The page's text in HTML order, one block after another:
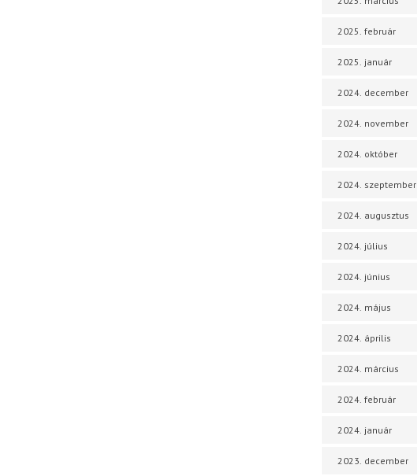
2025. február
2025. január
2024. december
2024. november
2024. október
2024. szeptember
2024. augusztus
2024. július
2024. június
2024. május
2024. április
2024. március
2024. február
2024. január
2023. december